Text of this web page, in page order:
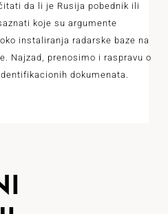
da li je Rusija pobednik ili
koje su argumente
instaliranja radarske baze na
Najzad, prenosimo i raspravu o
dokumenata.